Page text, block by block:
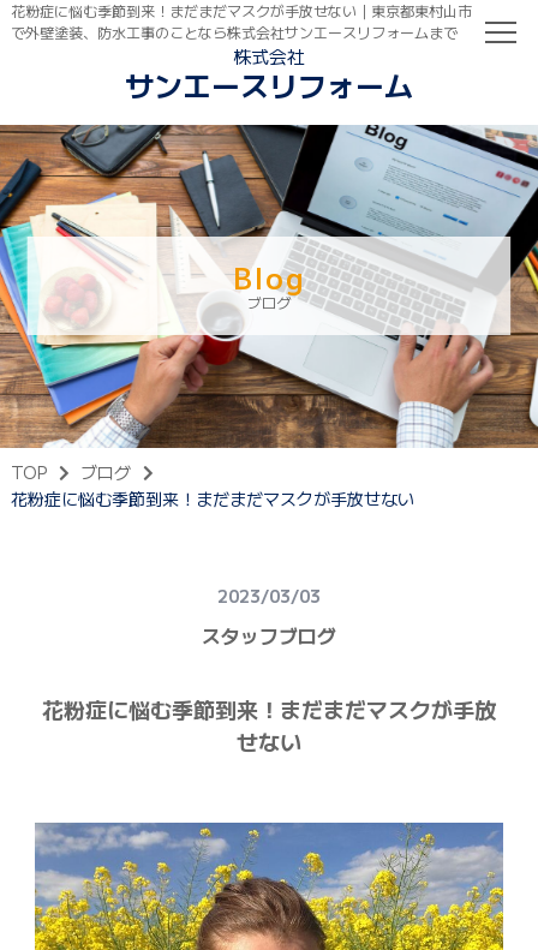
花粉症に悩む季節到来！まだまだマスクが手放せない｜東京都東村山市
で外壁塗装、防水工事のことなら株式会社サンエースリフォームまで
株式会社
サンエースリフォーム
初めての方へ
ご依頼の流れ
お問い合わせ
採用情報
正しい業者の選び方
ZOOM打ち合わせ
Blog
ブログ
TOP
ブログ
花粉症に悩む季節到来！まだまだマスクが手放せない
2023/03/03
スタッフブログ
花粉症に悩む季節到来！まだまだマスクが手放
せない